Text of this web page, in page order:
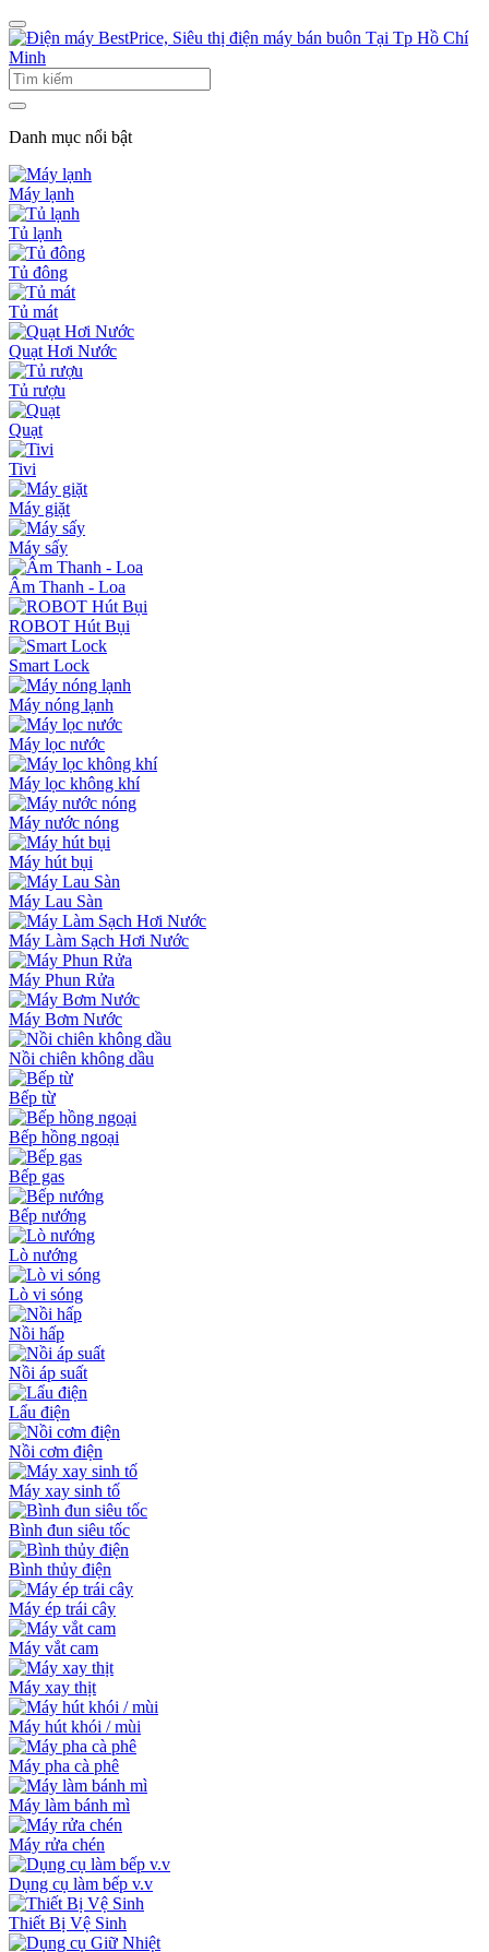
Danh mục nổi bật
Máy lạnh
Tủ lạnh
Tủ đông
Tủ mát
Quạt Hơi Nước
Tủ rượu
Quạt
Tivi
Máy giặt
Máy sấy
Âm Thanh - Loa
ROBOT Hút Bụi
Smart Lock
Máy nóng lạnh
Máy lọc nước
Máy lọc không khí
Máy nước nóng
Máy hút bụi
Máy Lau Sàn
Máy Làm Sạch Hơi Nước
Máy Phun Rửa
Máy Bơm Nước
Nồi chiên không dầu
Bếp từ
Bếp hồng ngoại
Bếp gas
Bếp nướng
Lò nướng
Lò vi sóng
Nồi hấp
Nồi áp suất
Lẩu điện
Nồi cơm điện
Máy xay sinh tố
Bình đun siêu tốc
Bình thủy điện
Máy ép trái cây
Máy vắt cam
Máy xay thịt
Máy hút khói / mùi
Máy pha cà phê
Máy làm bánh mì
Máy rửa chén
Dụng cụ làm bếp v.v
Thiết Bị Vệ Sinh